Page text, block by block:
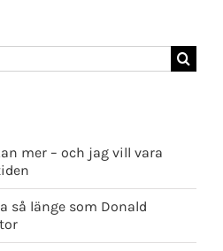
mer – och jag vill vara
så länge som Donald